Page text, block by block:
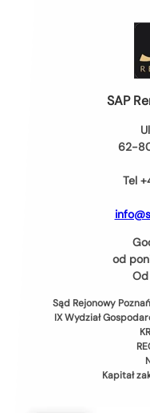
SAP
62-
Tel
od
Sąd Rejonowy
IX Wydział
Kapitał